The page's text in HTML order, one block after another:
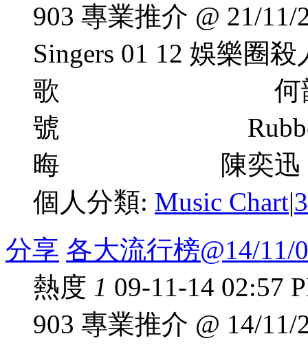
903 專業推介 @
Singers 01 12 娛樂
歌 何韻詩
號 Rubber
晦 陳奕迅 / 謝
個人分類: Music Chart|
分享 各大流行榜@14/11/
熱度 1 09-11-14 02:57
903 專業推介 @